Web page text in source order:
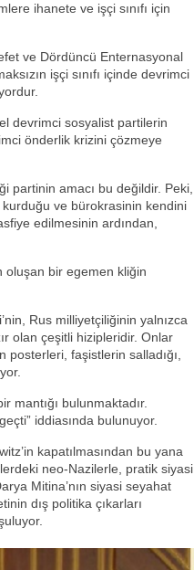
ihanete ve işçi sınıfı için
ve Dördüncü Enternasyonal
işçi sınıfı içinde devrimci
devrimci sosyalist partilerin
önderlik krizini çözmeye
partinin amacı bu değildir. Peki,
kurduğu ve bürokrasinin kendini
edilmesinin ardından,
oluşan bir egemen kliğin
Rus milliyetçiliğinin yalnızca
olan çeşitli hizipleridir. Onlar
faşistlerin salladığı,
mantığı bulunmaktadır.
iddiasında bulunuyor.
kapatılmasından bu yana
neo-Nazilerle, pratik siyasi
Mitina’nın siyasi seyahat
dış politika çıkarları